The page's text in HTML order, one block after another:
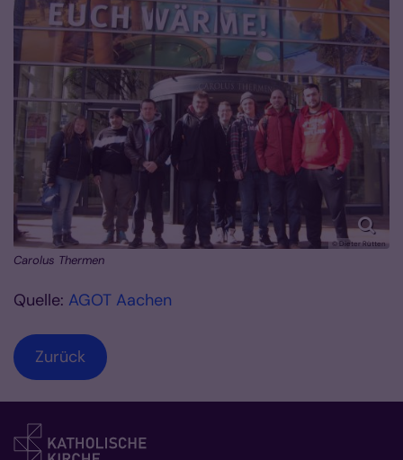
© Dieter Rütten
Carolus Thermen
Quelle: AGOT Aachen
Zurück